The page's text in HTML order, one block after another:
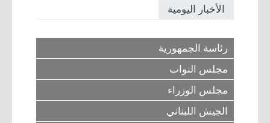
الأخبار اليومية
رئاسة الجمهورية
مجلس النواب
مجلس الوزراء
الجيش اللبناني